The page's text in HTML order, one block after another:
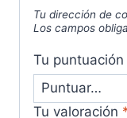
Tu dirección de
Los campos
Tu puntuación
Tu valoración